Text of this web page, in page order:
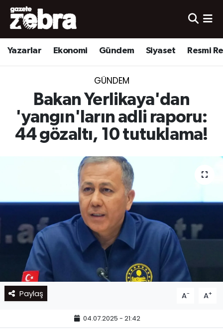
Yazarlar Ekonomi Gündem Siyaset Resmi
GÜNDEM
Bakan Yerlikaya'dan
'yangın'ların adli raporu:
44 gözaltı, 10 tutuklama!
Paylaş A- A+
04.07.2025 - 21:42
Yazarlar
Ekonomi
Yerel
Spor
Nöbetçi Eczaneler
Hava Durumu
Süper Lig Puan Durumu ve Fikstür
Tüm Manşetler
Son Dakika Haberleri
Haber Arşivi